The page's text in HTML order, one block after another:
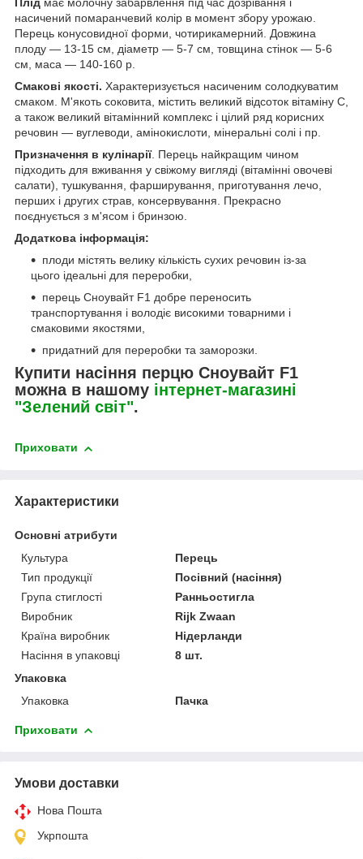
насичений помаранчевий колір в момент збору урожаю.
Перець конусовидної форми, чотирикамерний. Довжина
плоду — 13-15 см, діаметр — 5-7 см, товщина стінок — 5-6
см, маса — 140-160 р.
Смакові якості. Характеризується насиченим солодкуватим
смаком. М'якоть соковита, містить великий відсоток вітаміну С,
а також великий вітамінний комплекс і цілий ряд корисних
речовин — вуглеводи, амінокислоти, мінеральні солі і пр.
Призначення в кулінарії. Перець найкращим чином
підходить для вживання у свіжому вигляді (вітамінні овочеві
салати), тушкування, фарширування, приготування лечо,
перших і других страв, консервування. Прекрасно
поєднується з м'ясом і бринзою.
Додаткова інформація:
плоди містять велику кількість сухих речовин із-за
цього ідеальні для переробки,
перець Сноувайт F1 добре переносить
транспортування і володіє високими товарними і
смаковими якостями,
придатний для переробки та заморозки.
Купити насіння перцю Сноувайт F1
можна в нашому інтернет-магазині
"Зелений світ".
Приховати
Характеристики
Основні атрибути
Культура
Перець
Тип продукції
Посівний (насіння)
Група стиглості
Ранньостигла
Виробник
Rijk Zwaan
Країна виробник
Нідерланди
Насіння в упаковці
8 шт.
Упаковка
Упаковка
Пачка
Приховати
Умови доставки
Нова Пошта
Укрпошта